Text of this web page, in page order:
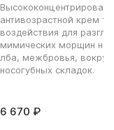
антивозрастной крем
воздействия для
мимических морщин на
лба, межбровья, вокруг
носогубных складок.
6 670 ₽